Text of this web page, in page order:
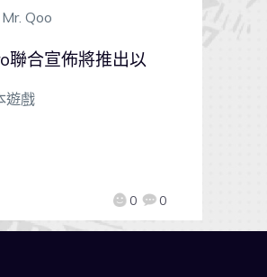
Mr. Qoo
0 0
聯合宣佈將推出以
遊戲